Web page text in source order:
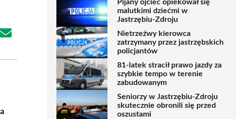
Share
Pijany ojciec opiekował się
malutkimi dziećmi w
Jastrzębiu-Zdroju
Nietrzeźwy kierowca
zatrzymany przez jastrzębskich
policjantów
81-latek stracił prawo jazdy za
szybkie tempo w terenie
zabudowanym
Seniorzy w Jastrzębiu-Zdroju
skutecznie obronili się przed
oszustami